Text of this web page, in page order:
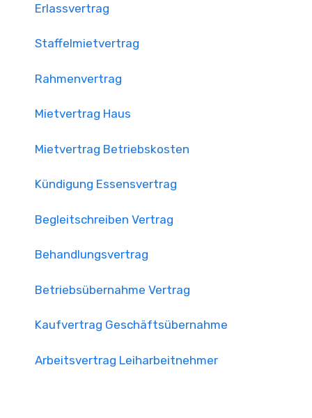
Erlassvertrag
Staffelmietvertrag
Rahmenvertrag
Mietvertrag Haus
Mietvertrag Betriebskosten
Kündigung Essensvertrag
Begleitschreiben Vertrag
Behandlungsvertrag
Betriebsübernahme Vertrag
Kaufvertrag Geschäftsübernahme
Arbeitsvertrag Leiharbeitnehmer